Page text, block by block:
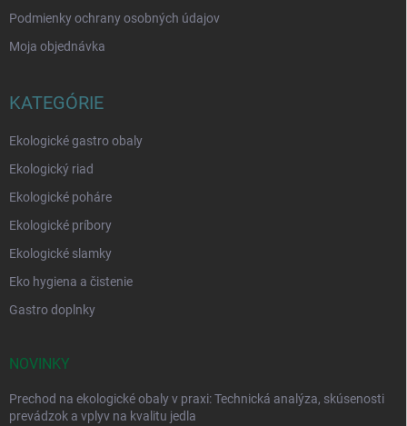
Podmienky ochrany osobných údajov
Moja objednávka
KATEGÓRIE
Ekologické gastro obaly
Ekologický riad
Ekologické poháre
Ekologické príbory
Ekologické slamky
Eko hygiena a čistenie
Gastro doplnky
NOVINKY
Prechod na ekologické obaly v praxi: Technická analýza, skúsenosti
prevádzok a vplyv na kvalitu jedla